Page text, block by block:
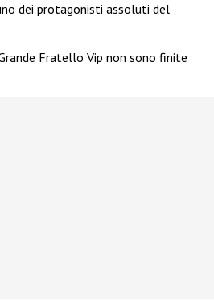
dei protagonisti assoluti del
Fratello Vip non sono finite